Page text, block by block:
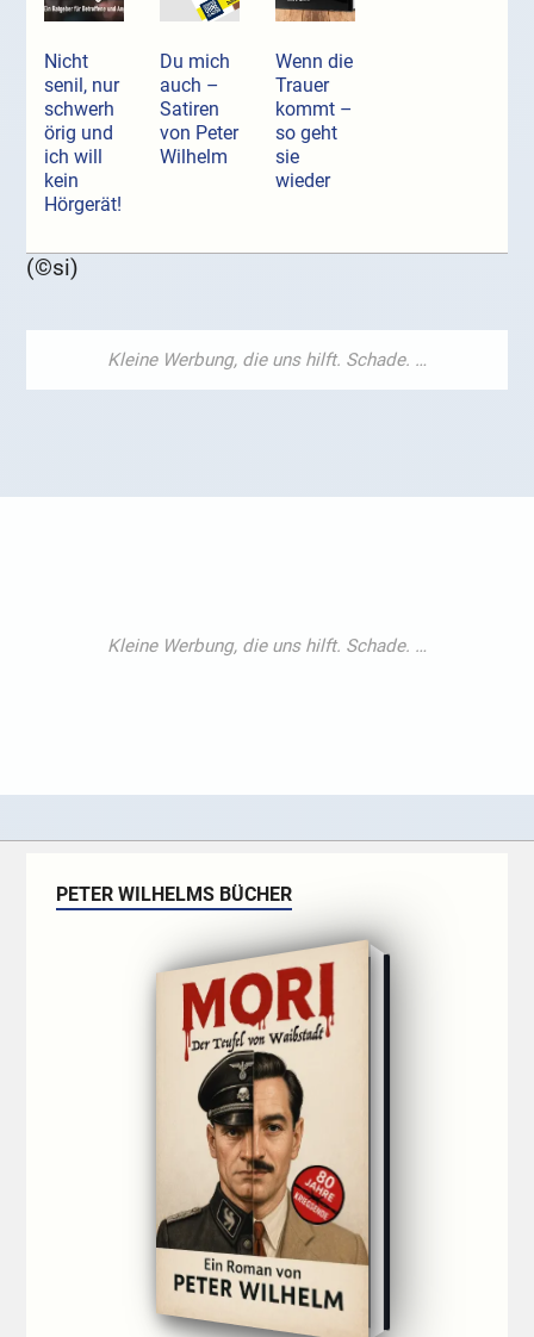
Nicht
senil, nur
schwerh
örig und
ich will
kein
Hörgerät!
Du mich
auch –
Satiren
von Peter
Wilhelm
Wenn die
Trauer
kommt –
so geht
sie
wieder
(©si)
PETER WILHELMS BÜCHER